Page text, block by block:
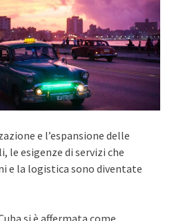
e l’espansione delle
le esigenze di servizi che
e la logistica sono diventate
si è affermata come